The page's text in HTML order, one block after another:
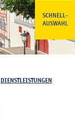
SCHNELL-
AUSWAHL
DIENSTLEISTUNGEN